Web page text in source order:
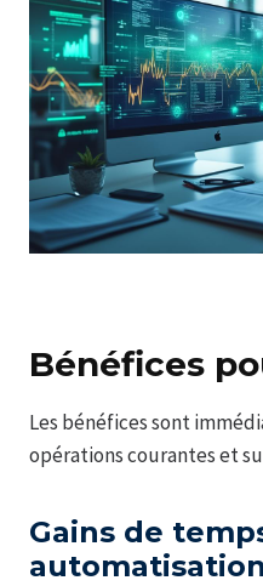
Bénéfices
Les bénéfices sont
opérations courantes et
Gains de
automatisation